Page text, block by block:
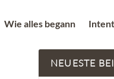
Wie alles begann
NEUESTE